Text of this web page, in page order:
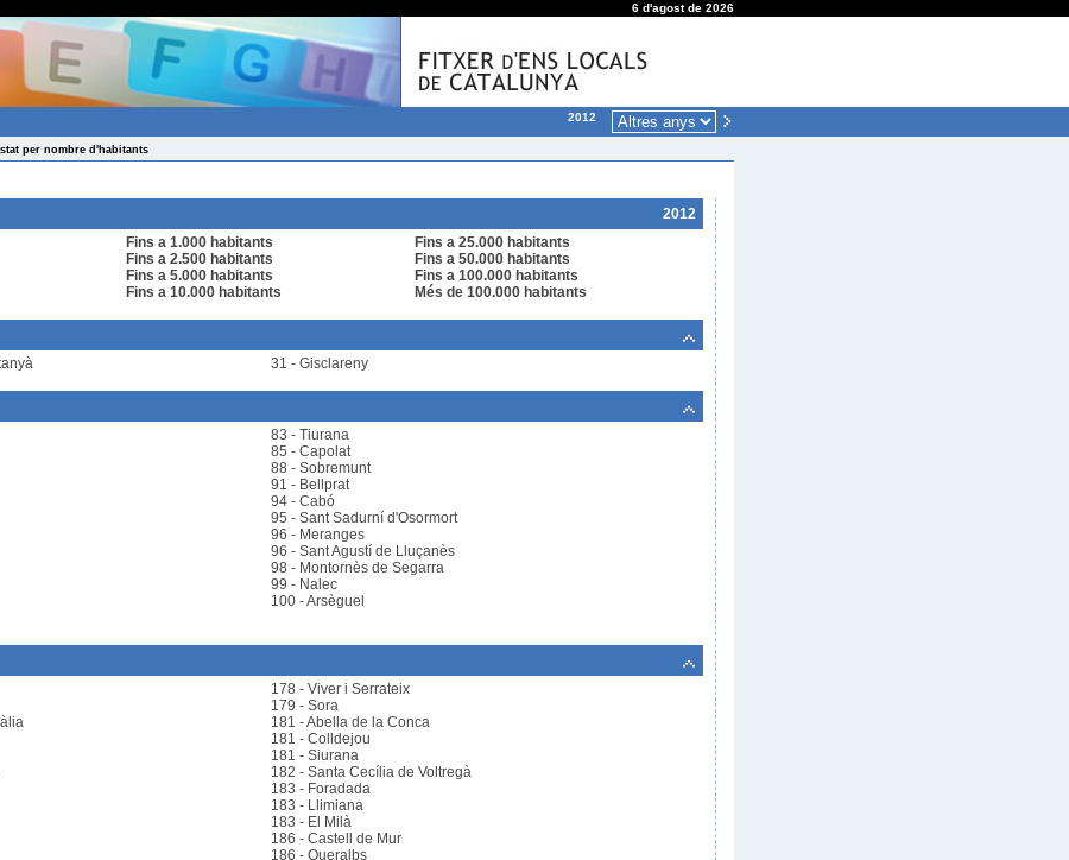
6 d'agost de 2026
2012
per nombre d'habitants
2012
Fins a 1.000 habitants
Fins a 2.500 habitants
Fins a 5.000 habitants
Fins a 10.000 habitants
Fins a 25.000 habitants
Fins a 50.000 habitants
Fins a 100.000 habitants
Més de 100.000 habitants
31 - Gisclareny
83 - Tiurana
85 - Capolat
88 - Sobremunt
91 - Bellprat
94 - Cabó
95 - Sant Sadurní d'Osormort
96 - Meranges
96 - Sant Agustí de Lluçanès
98 - Montornès de Segarra
99 - Nalec
100 - Arsèguel
178 - Viver i Serrateix
179 - Sora
181 - Abella de la Conca
181 - Colldejou
181 - Siurana
182 - Santa Cecília de Voltregà
183 - Foradada
183 - Llimiana
183 - El Milà
186 - Castell de Mur
186 - Queralbs